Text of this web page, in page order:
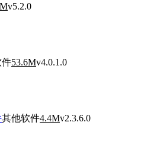
v5.2.0
件53.6Mv4.0.1.0
其他软件4.4Mv2.3.6.0